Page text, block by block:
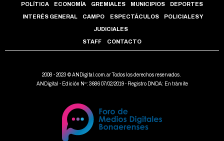
POLÍTICA ECONOMÍA GREMIALES MUNICIPIOS DEPORTES
INTERÉS GENERAL CAMPO ESPECTÁCULOS POLICIALES Y
JUDICIALES
STAFF CONTACTO
2008 - 2023 © ANDigital.com.ar Todos los derechos reservados.
ANDigital - Edición Nº: 3686 07/02/2019 - Registro DNDA: En trámite